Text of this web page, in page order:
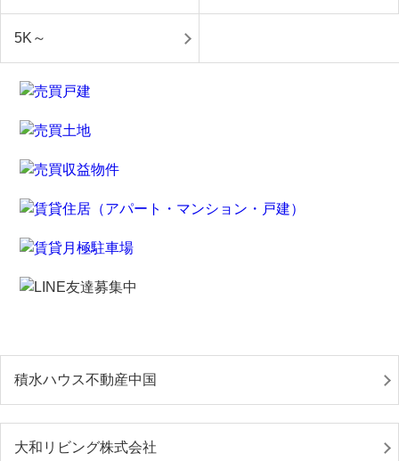
5K～
積水ハウス不動産中国
大和リビング株式会社